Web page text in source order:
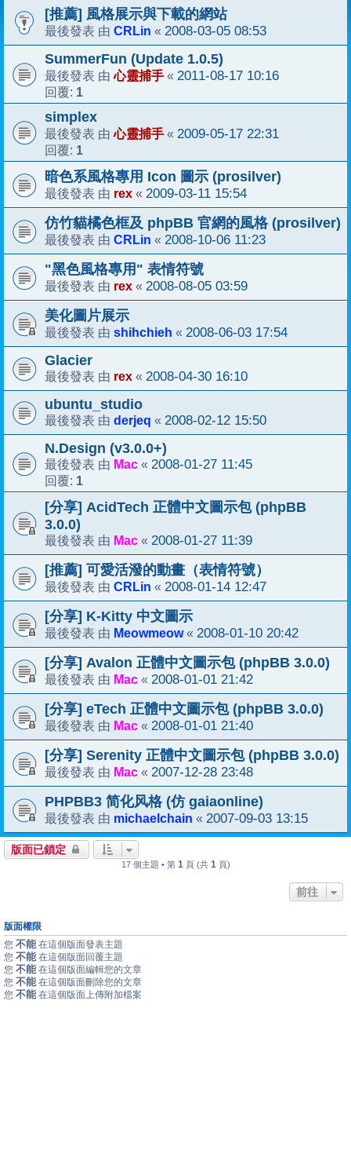
[推薦] 風格展示與下載的網站
最後發表 由 CRLin « 2008-03-05 08:53
SummerFun (Update 1.0.5)
最後發表 由心靈捕手 « 2011-08-17 10:16
回覆: 1
simplex
最後發表 由心靈捕手 « 2009-05-17 22:31
回覆: 1
暗色系風格專用 Icon 圖示 (prosilver)
最後發表 由 rex « 2009-03-11 15:54
仿竹貓橘色框及 phpBB 官網的風格 (prosilver)
最後發表 由 CRLin « 2008-10-06 11:23
"黑色風格專用" 表情符號
最後發表 由 rex « 2008-08-05 03:59
美化圖片展示
最後發表 由 shihchieh « 2008-06-03 17:54
Glacier
最後發表 由 rex « 2008-04-30 16:10
ubuntu_studio
最後發表 由 derjeq « 2008-02-12 15:50
N.Design (v3.0.0+)
最後發表 由 Mac « 2008-01-27 11:45
回覆: 1
[分享] AcidTech 正體中文圖示包 (phpBB
3.0.0)
最後發表 由 Mac « 2008-01-27 11:39
[推薦] 可愛活潑的動畫（表情符號）
最後發表 由 CRLin « 2008-01-14 12:47
[分享] K-Kitty 中文圖示
最後發表 由 Meowmeow« 2008-01-10 20:42
[分享] Avalon 正體中文圖示包 (phpBB 3.0.0)
最後發表 由 Mac « 2008-01-01 21:42
[分享] eTech 正體中文圖示包 (phpBB 3.0.0)
最後發表 由 Mac « 2008-01-01 21:40
[分享] Serenity 正體中文圖示包 (phpBB 3.0.0)
最後發表 由 Mac « 2007-12-28 23:48
PHPBB3 简化风格 (仿 gaiaonline)
最後發表 由 michaelchain « 2007-09-03 13:15
版面已鎖定
17 個主題 • 第 1 頁 (共 1 頁)
前往
版面權限
您 不能 在這個版面發表主題
您 不能 在這個版面回覆主題
您 不能 在這個版面編輯您的文章
您 不能 在這個版面刪除您的文章
您 不能 在這個版面上傳附加檔案